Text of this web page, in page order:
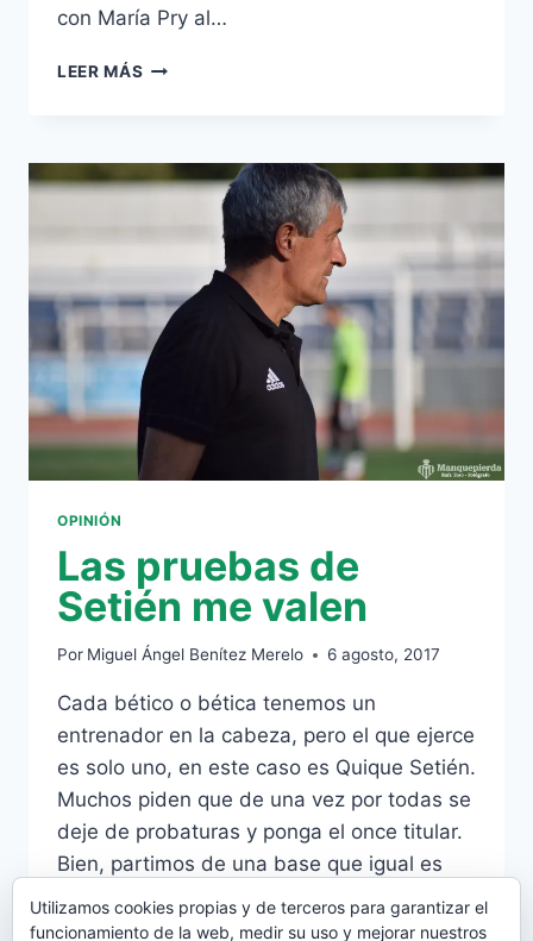
con María Pry al…
LEER MÁS
DEL
REAL
FÉMINAS
OPINIÓN
Las pruebas de
Setién me valen
Por Miguel Ángel Benítez Merelo 6 agosto, 2017
Cada bético o bética tenemos un
entrenador en la cabeza, pero el que ejerce
es solo uno, en este caso es Quique Setién.
Muchos piden que de una vez por todas se
deje de probaturas y ponga el once titular.
Bien, partimos de una base que igual es
errónea, que tenga un once titular. De…
Utilizamos cookies propias y de terceros para garantizar el
funcionamiento de la web, medir su uso y mejorar nuestros